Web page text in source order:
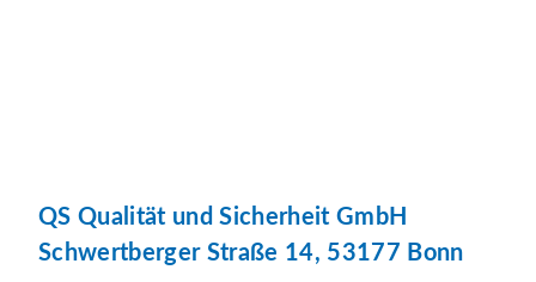
QS Qualität und Sicherheit GmbH
Schwertberger Straße 14, 53177 Bonn